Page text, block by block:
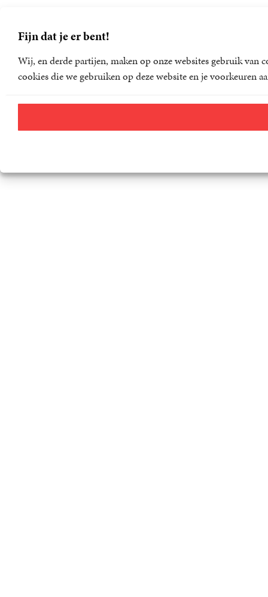
Fijn dat je er bent!
Wij, en derde partijen, maken op onze websites gebruik van
cookies die we gebruiken op deze website en je voorkeuren